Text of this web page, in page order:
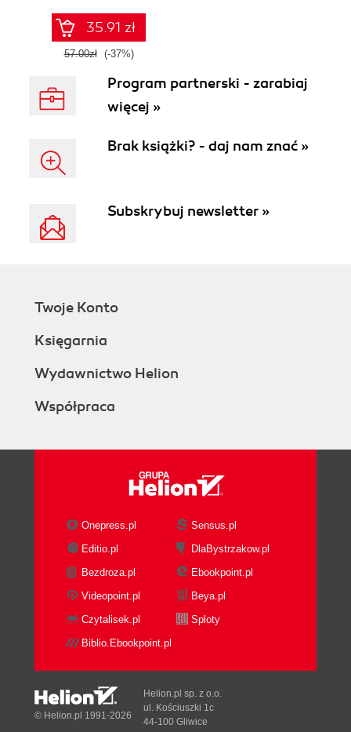
35.91 zł
57.00zł (-37%)
Program partnerski - zarabiaj
więcej »
Brak książki? - daj nam znać »
Subskrybuj newsletter »
Twoje Konto
Księgarnia
Wydawnictwo Helion
Współpraca
Onepress.pl
Sensus.pl
Editio.pl
DlaBystrzakow.pl
Bezdroza.pl
Ebookpoint.pl
Videopoint.pl
Beya.pl
Czytalisek.pl
Sploty
Biblio.Ebookpoint.pl
© Helion.pl 1991-2026
Helion.pl sp. z o.o.
ul. Kościuszki 1c
44-100 Gliwice